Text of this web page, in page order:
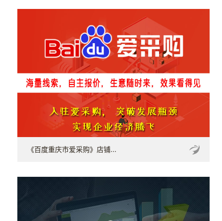
《百度重庆市爱采购》店铺...